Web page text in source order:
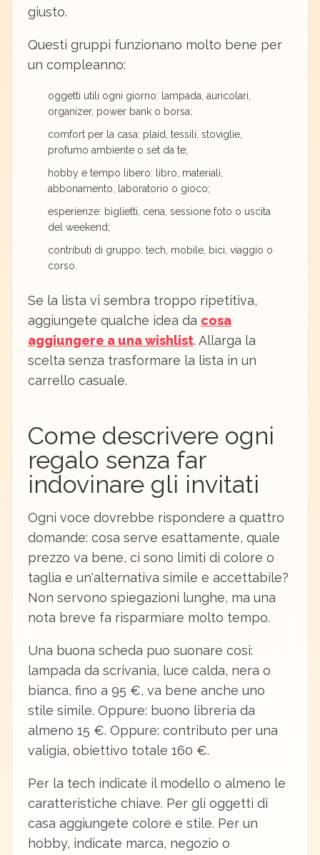
giusto.
Questi gruppi funzionano molto bene per
un compleanno:
oggetti utili ogni giorno: lampada, auricolari,
organizer, power bank o borsa;
comfort per la casa: plaid, tessili, stoviglie,
profumo ambiente o set da te;
hobby e tempo libero: libro, materiali,
abbonamento, laboratorio o gioco;
esperienze: biglietti, cena, sessione foto o uscita
del weekend;
contributi di gruppo: tech, mobile, bici, viaggio o
corso.
Se la lista vi sembra troppo ripetitiva,
aggiungete qualche idea da cosa
aggiungere a una wishlist. Allarga la
scelta senza trasformare la lista in un
carrello casuale.
Come descrivere ogni
regalo senza far
indovinare gli invitati
Ogni voce dovrebbe rispondere a quattro
domande: cosa serve esattamente, quale
prezzo va bene, ci sono limiti di colore o
taglia e un'alternativa simile e accettabile?
Non servono spiegazioni lunghe, ma una
nota breve fa risparmiare molto tempo.
Una buona scheda puo suonare cosi:
lampada da scrivania, luce calda, nera o
bianca, fino a 95 €, va bene anche uno
stile simile. Oppure: buono libreria da
almeno 15 €. Oppure: contributo per una
valigia, obiettivo totale 160 €.
Per la tech indicate il modello o almeno le
caratteristiche chiave. Per gli oggetti di
casa aggiungete colore e stile. Per un
hobby, indicate marca, negozio o